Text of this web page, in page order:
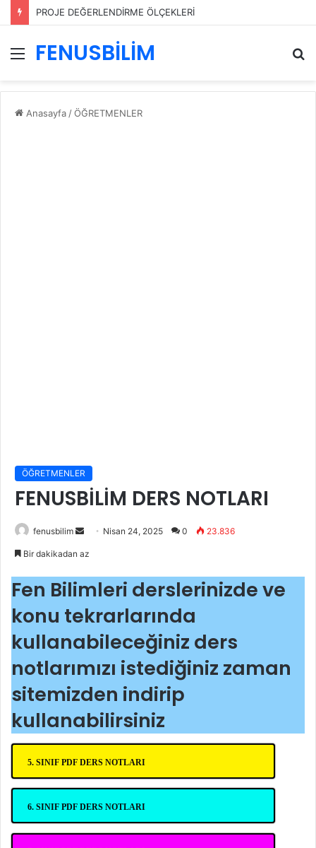
PROJE DEĞERLENDİRME ÖLÇEKLERİ
Menü
FENUSBİLİM
...
Anasayfa /ÖĞRETMENLER
ÖĞRETMENLER
FENUSBİLİM DERS NOTLARI
fenusbilim
Bir
göndermek
Nisan 24, 2025 0 23.836
Bir dakikadan az
Fen Bilimleri derslerinizde ve
konu tekrarlarında
kullanabileceğiniz ders
notlarımızı istediğiniz zaman
sitemizden indirip
kullanabilirsiniz
5. SINIF PDF DERS NOTLARI
6. SINIF PDF DERS NOTLARI